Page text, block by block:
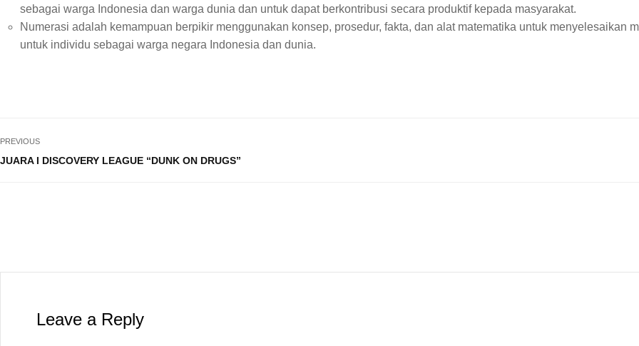
sebagai warga Indonesia dan warga dunia dan untuk dapat berkontribusi secara produktif kepada masyarakat.
Numerasi adalah kemampuan berpikir menggunakan konsep, prosedur, fakta, dan alat matematika untuk menyelesaikan
untuk individu sebagai warga negara Indonesia dan dunia.
PREVIOUS
JUARA I DISCOVERY LEAGUE “DUNK ON DRUGS”
Leave a Reply